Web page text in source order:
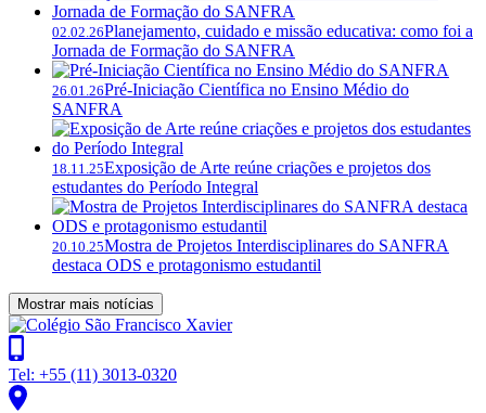
02.02.26Planejamento, cuidado e missão educativa: como foi a
Jornada de Formação do SANFRA
26.01.26Pré-Iniciação Científica no Ensino Médio do
SANFRA
18.11.25Exposição de Arte reúne criações e projetos dos
estudantes do Período Integral
20.10.25Mostra de Projetos Interdisciplinares do SANFRA
destaca ODS e protagonismo estudantil
Mostrar mais notícias
Tel: +55 (11) 3013-0320